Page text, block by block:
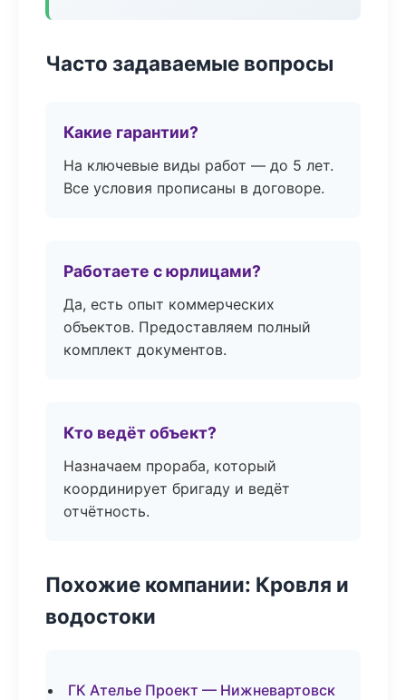
Часто задаваемые вопросы
Какие гарантии?
На ключевые виды работ — до 5 лет.
Все условия прописаны в договоре.
Работаете с юрлицами?
Да, есть опыт коммерческих
объектов. Предоставляем полный
комплект документов.
Кто ведёт объект?
Назначаем прораба, который
координирует бригаду и ведёт
отчётность.
Похожие компании: Кровля и
водостоки
ГК Ателье Проект — Нижневартовск